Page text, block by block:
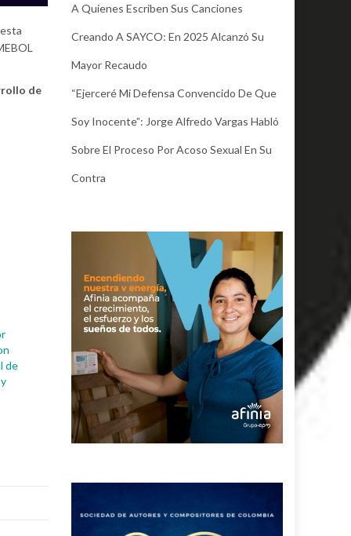
de
de
A Quienes Escriben Sus Canciones
Creando A SAYCO: En 2025 Alcanzó Su
Mayor Recaudo
“Ejerceré Mi Defensa Convencido De Que
Soy Inocente”: Jorge Alfredo Vargas Habló
Sobre El Proceso Por Acoso Sexual En Su
Contra